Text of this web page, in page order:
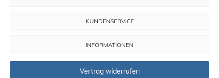
KUNDENSERVICE
INFORMATIONEN
Vertrag widerrufen